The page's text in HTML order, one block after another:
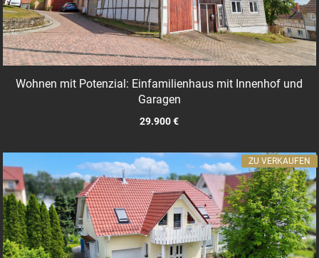
Wohnen mit Potenzial: Einfamilienhaus mit Innenhof und
Garagen
29.900 €
ZU VERKAUFEN